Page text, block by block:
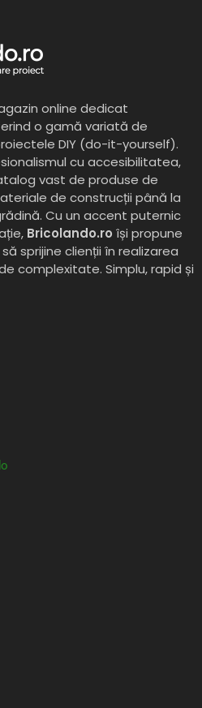
online dedicat
o gamă variată de
DIY (do-it-yourself).
cu accesibilitatea,
vast de produse de
de construcții până la
Cu un accent puternic
Bricolando.ro își propune
sprijine clienții în realizarea
complexitate. Simplu, rapid și